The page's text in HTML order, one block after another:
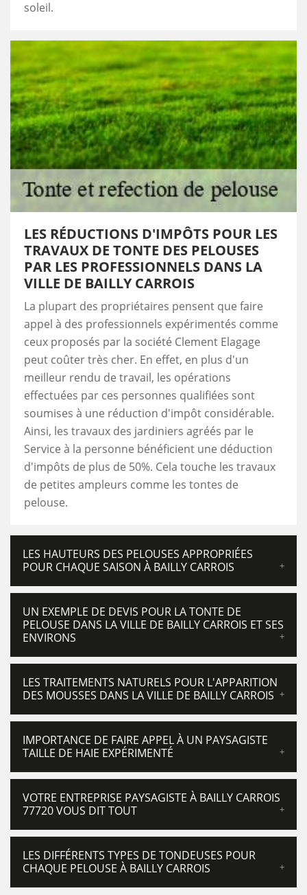
soleil.
LES RÉDUCTIONS D'IMPÔTS POUR LES
TRAVAUX DE TONTE DES PELOUSES
PAR LES PROFESSIONNELS DANS LA
VILLE DE BAILLY CARROIS
La plupart des propriétaires pensent que faire
appel à des professionnels expérimentés comme
ceux proposés par la société Clement Elagage
peut coûter très cher. En effet, en plus d'un
meilleur rendu de travail, les opérations
effectuées par ces personnes qualifiées sont
soumises à une réduction d'impôt considérable.
Ainsi, les travaux des jardiniers agréés par le
Service à la personne bénéficient une déduction
d'impôts de plus de 50%. Cela touche les travaux
de petites ampleurs comme les tontes de
pelouse.
LES HAUTEURS DES PELOUSES APPROPRIÉES
POUR CHAQUE SAISON À BAILLY CARROIS
UN EXEMPLE DE DEVIS POUR LA TONTE DE
PELOUSE DANS LA VILLE DE BAILLY CARROIS ET SES
ENVIRONS
LES TRAITEMENTS NATURELS POUR L'APPARITION
DES MOUSSES DANS LA VILLE DE BAILLY CARROIS
IMPORTANCE DE FAIRE APPEL À UN PAYSAGISTE
TAILLE DE HAIE EXPÉRIMENTÉ
VOTRE ENTREPRISE PAYSAGISTE À BAILLY CARROIS
77720 VOUS DIT TOUT
LES DIFFÉRENTS TYPES DE TONDEUSES POUR
CHAQUE PELOUSE À BAILLY CARROIS